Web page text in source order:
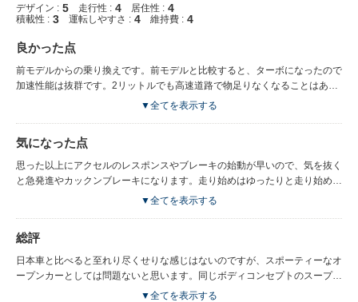
デザイン : 5 走行性 : 4 居住性 : 4
積載性 : 3 運転しやすさ : 4 維持費 : 4
良かった点
前モデルからの乗り換えです。前モデルと比較すると、ターボになったので
加速性能は抜群です。2リットルでも高速道路で物足りなくなることはあり
ません。しかも前モデルよりも燃費がいいです。スポーツカー乗っていて燃
す。面構えがスパルタンなので街中でも存在感があります。
▼全てを表示する
気になった点
思った以上にアクセルのレスポンスやブレーキの始動が早いので、気を抜く
と急発進やカックンブレーキになります。走り始めはゆったりと走り始める
必要があるので最初は思いのほか気を遣うところがあるかもしれません。
ポーツはこんなもの。この足回りで硬いと感じる方はベンツのほうをお勧め
します。 思った以上にソフトトップは夏暑いです。これは意外でした。夏
は室内温度注意です。 収納はお察し。これは望んではいけません。
▼全てを表示する
総評
日本車と比べると至れり尽くせりな感じはないのですが、スポーティーなオ
ープンカーとしては問題ないと思います。同じボディコンセプトのスープラ
のほうが、日本車らしいのでここは好みが別れるところです。 外車で言わ
▼全てを表示する